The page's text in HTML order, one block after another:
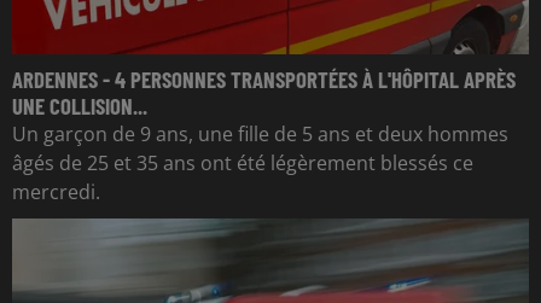
ARDENNES - 4 PERSONNES TRANSPORTÉES À L'HÔPITAL APRÈS
UNE COLLISION...
Un garçon de 9 ans, une fille de 5 ans et deux hommes
âgés de 25 et 35 ans ont été légèrement blessés ce
mercredi.